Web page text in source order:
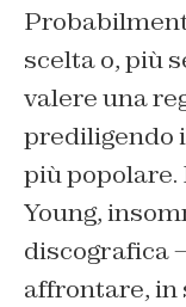
scelta o, più
valere una
prediligendo
più
Young,
discografica
affrontare, in